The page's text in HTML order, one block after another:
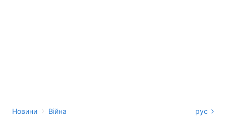
Новини › Війна рус